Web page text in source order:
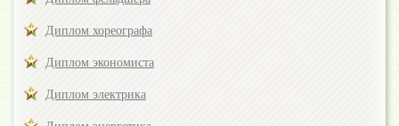
Диплом хореографа
Диплом экономиста
Диплом электрика